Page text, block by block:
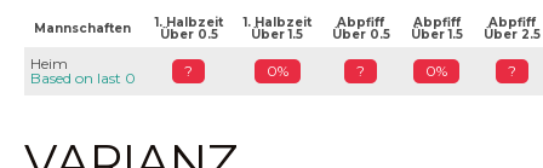
Mannschaften 1. Halbzeit
Über 0.5
1. Halbzeit
Über 1.5
Abpfiff
Über 0.5
Abpfiff
Über 1.5
Abpfiff
Über 2.5
Heim
Based on last 0
? 0% ? 0% ?